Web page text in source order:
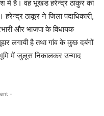
है। वह भूखंड हरेन्द्र ठाकुर का
ठाकूर ने जिला पदाधिकारी,
और भाजपा के विधायक
लगायी है तथा गांव के कुछ दबंगों
में जुलूस निकालकर उन्माद
-